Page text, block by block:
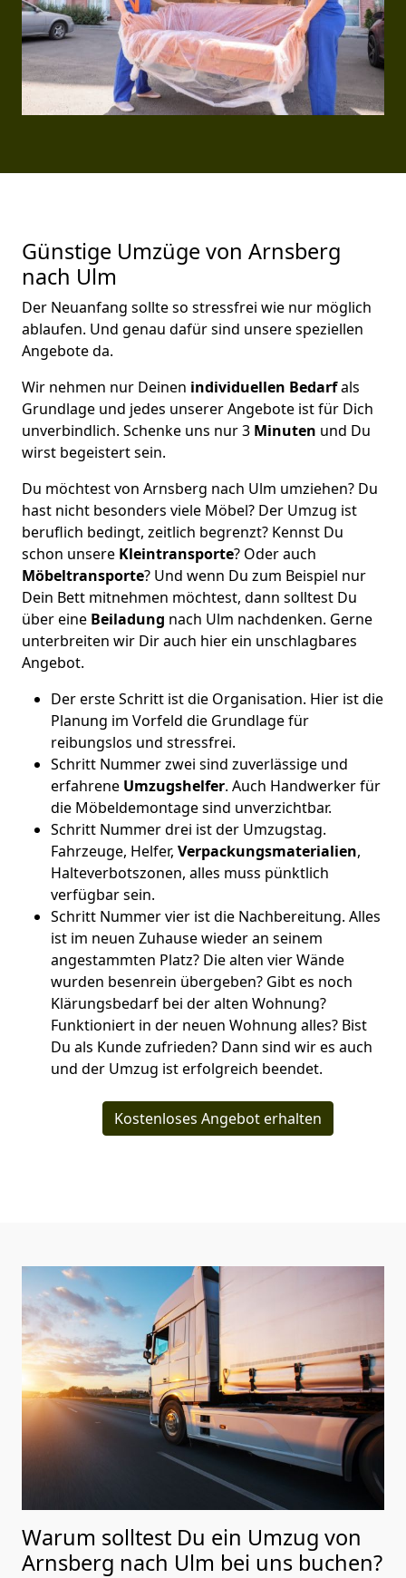
Günstige Umzüge von Arnsberg
nach Ulm
Der Neuanfang sollte so stressfrei wie nur möglich
ablaufen. Und genau dafür sind unsere speziellen
Angebote da.
Wir nehmen nur Deinen individuellen Bedarfals
Grundlage und jedes unserer Angebote ist für Dich
unverbindlich. Schenke uns nur 3 Minuten und Du
wirst begeistert sein.
Du möchtest von Arnsberg nach Ulm umziehen? Du
hast nicht besonders viele Möbel? Der Umzug ist
beruflich bedingt, zeitlich begrenzt? Kennst Du
schon unsere Kleintransporte? Oder auch
Möbeltransporte? Und wenn Du zum Beispiel nur
Dein Bett mitnehmen möchtest, dann solltest Du
über eine Beiladung nach Ulm nachdenken. Gerne
unterbreiten wir Dir auch hier ein unschlagbares
Angebot.
Der erste Schritt ist die Organisation. Hier ist die
Planung im Vorfeld die Grundlage für
reibungslos und stressfrei.
Schritt Nummer zwei sind zuverlässige und
erfahrene Umzugshelfer. Auch Handwerker für
die Möbeldemontage sind unverzichtbar.
Schritt Nummer drei ist der Umzugstag.
Fahrzeuge, Helfer, Verpackungsmaterialien,
Halteverbotszonen, alles muss pünktlich
verfügbar sein.
Schritt Nummer vier ist die Nachbereitung. Alles
ist im neuen Zuhause wieder an seinem
angestammten Platz? Die alten vier Wände
wurden besenrein übergeben? Gibt es noch
Klärungsbedarf bei der alten Wohnung?
Funktioniert in der neuen Wohnung alles? Bist
Du als Kunde zufrieden? Dann sind wir es auch
und der Umzug ist erfolgreich beendet.
Kostenloses Angebot erhalten
Warum solltest Du ein Umzug von
Arnsberg nach Ulm bei uns buchen?